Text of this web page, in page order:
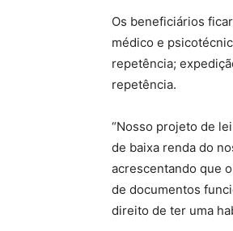
Os beneficiários
médico e
repetência;
repetência.
“Nosso projeto de
de baixa renda do
acrescentando que
de documentos
direito de ter uma